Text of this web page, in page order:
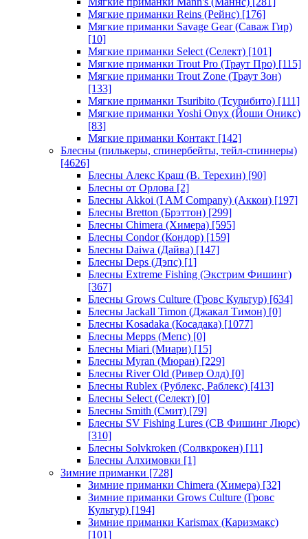
Мягкие приманки Reins (Рейнс) [176]
Мягкие приманки Savage Gear (Саваж Гир)
[10]
Мягкие приманки Select (Селект) [101]
Мягкие приманки Trout Pro (Траут Про) [115]
Мягкие приманки Trout Zone (Траут Зон)
[133]
Мягкие приманки Tsuribito (Тсурибито) [111]
Мягкие приманки Yoshi Onyx (Йоши Оникс)
[83]
Мягкие приманки Контакт [142]
Блесны (пилькеры, спинербейты, тейл-спиннеры)
[4626]
Блесны Алекс Краш (В. Терехин) [90]
Блесны от Орлова [2]
Блесны Akkoi (I AM Company) (Аккои) [197]
Блесны Bretton (Брэттон) [299]
Блесны Chimera (Химера) [595]
Блесны Condor (Кондор) [159]
Блесны Daiwa (Дайва) [147]
Блесны Deps (Дэпс) [1]
Блесны Extreme Fishing (Экстрим Фишинг)
[367]
Блесны Grows Culture (Гровс Культур) [634]
Блесны Jackall Timon (Джакал Тимон) [0]
Блесны Kosadaka (Косадака) [1077]
Блесны Mepps (Мепс) [0]
Блесны Miari (Миари) [15]
Блесны Myran (Мюран) [229]
Блесны River Old (Ривер Олд) [0]
Блесны Rublex (Рублекс, Раблекс) [413]
Блесны Select (Селект) [0]
Блесны Smith (Смит) [79]
Блесны SV Fishing Lures (СВ Фишинг Люрс)
[310]
Блесны Solvkroken (Солвкрокен) [11]
Блесны Алхимовки [1]
Зимние приманки [728]
Зимние приманки Chimera (Химера) [32]
Зимние приманки Grows Culture (Гровс
Культур) [194]
Зимние приманки Karismax (Каризмакс)
[101]